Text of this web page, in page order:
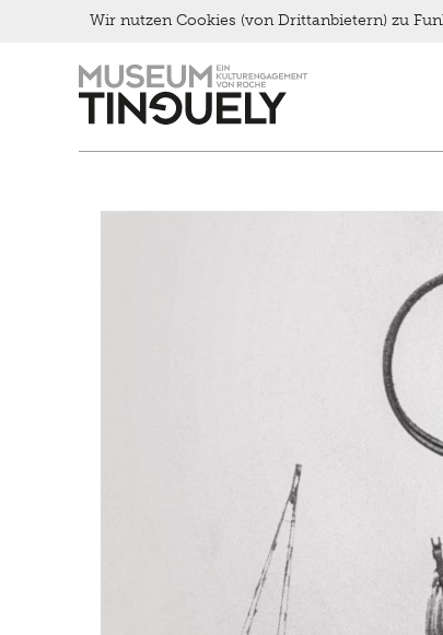
Hauptnavigation
Wir nutzen Cookies (von Drittanbietern) zu